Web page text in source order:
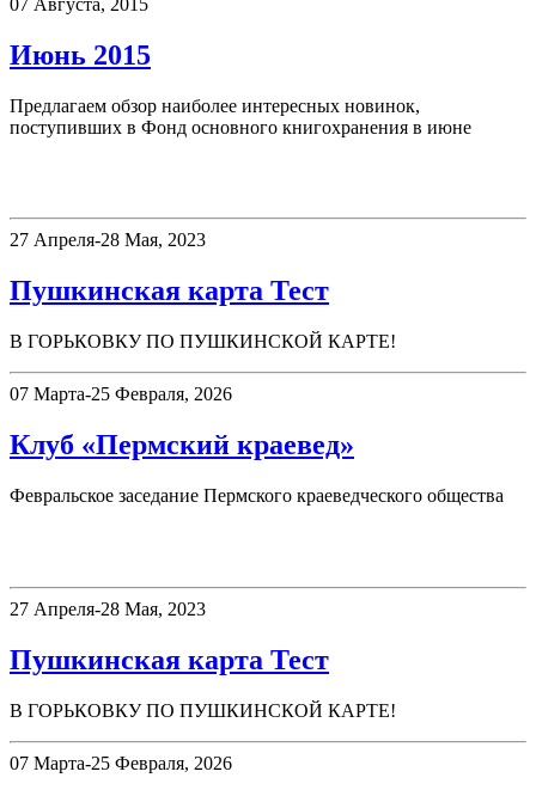
Июнь 2015
Предлагаем обзор наиболее интересных новинок,
поступивших в Фонд основного книгохранения в июне
27 Апреля-28 Мая, 2023
Пушкинская карта Тест
В ГОРЬКОВКУ ПО ПУШКИНСКОЙ КАРТЕ!
07 Марта-25 Февраля, 2026
Клуб «Пермский краевед»
Февральское заседание Пермского краеведческого общества
27 Апреля-28 Мая, 2023
Пушкинская карта Тест
В ГОРЬКОВКУ ПО ПУШКИНСКОЙ КАРТЕ!
07 Марта-25 Февраля, 2026